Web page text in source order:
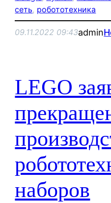
сеть, робототехника
09.11.2022 09:43admin
LEGO
наборов